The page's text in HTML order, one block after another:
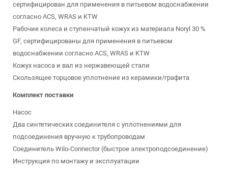
сертифицирован для применения в питьевом водоснабжении
согласно ACS, WRAS и KTW
Рабочие колеса и ступенчатый кожух из материала Noryl 30 %
GF, сертифицированы для применения в питьевом
водоснабжении согласно ACS, WRAS и KTW
Кожух насоса и вал из нержавеющей стали
Скользящее торцовое уплотнение из керамики/графита
Комплект поставки
Насос
Два синтетических соединителя с уплотнениями для
подсоединения вручную к трубопроводам
Соединитель Wilo-Connector (быстрое электроподсоединение)
Инструкция по монтажу и эксплуатации